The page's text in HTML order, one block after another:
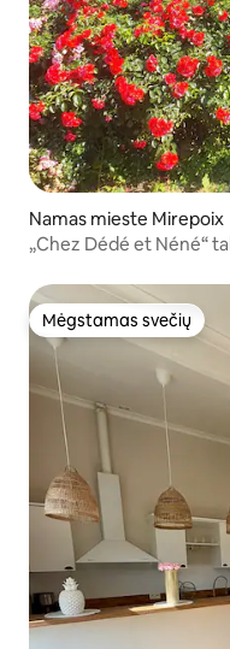
Namas mieste Mirepoix
Mėgstamas svečių
Mėgstamas svečių